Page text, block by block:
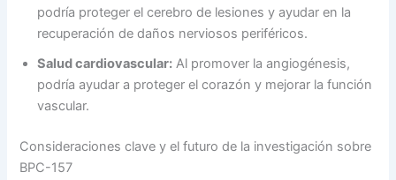
podría proteger el cerebro de lesiones y ayudar en la
recuperación de daños nerviosos periféricos.
Salud cardiovascular: Al promover la angiogénesis,
podría ayudar a proteger el corazón y mejorar la función
vascular.
Consideraciones clave y el futuro de la investigación sobre
BPC-157